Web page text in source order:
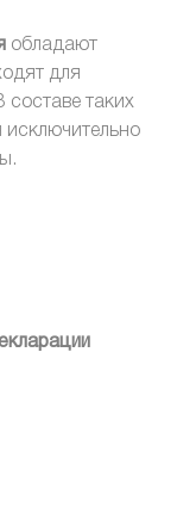
обладают
для
составе таких
исключительно